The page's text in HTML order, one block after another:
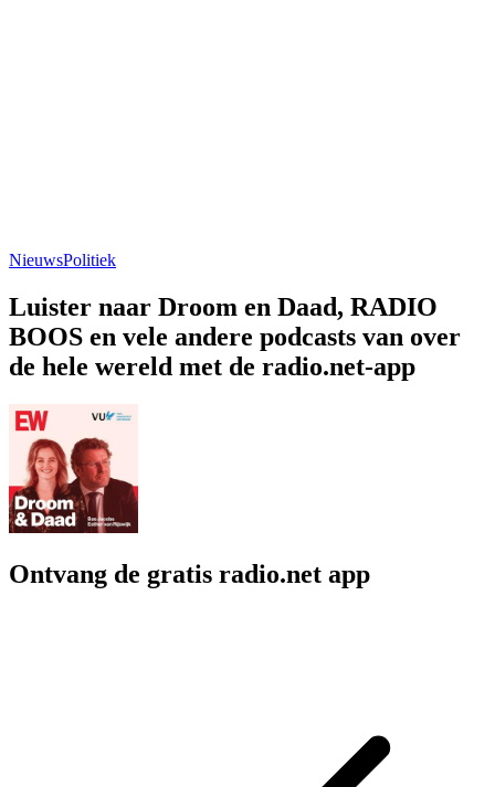
NieuwsPolitiek
Luister naar Droom en Daad, RADIO
BOOS en vele andere podcasts van over
de hele wereld met de radio.net-app
Ontvang de gratis radio.net app